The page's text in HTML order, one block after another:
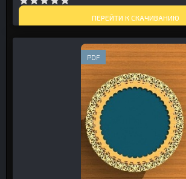
ПЕРЕЙТИ К СКАЧИВАНИЮ
PDF